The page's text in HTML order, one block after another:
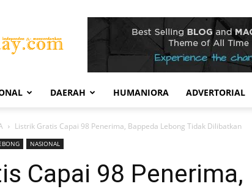
DAERAH HUMANIORA ADVERTORIAL
Listrik Gratis Capai 98 Penerima, Bappeda Lebong Tidak Dilibatkan
NASIONAL
Capai 98 Penerima,